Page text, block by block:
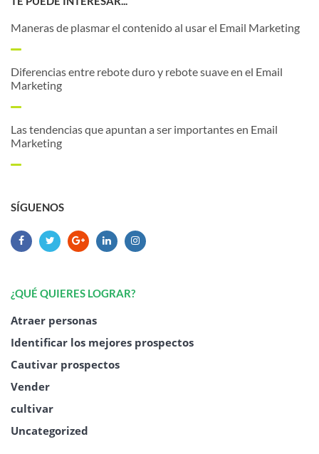
Maneras de plasmar el contenido al usar el Email Marketing
Diferencias entre rebote duro y rebote suave en el Email
Marketing
Las tendencias que apuntan a ser importantes en Email
Marketing
SÍGUENOS
¿QUÉ QUIERES LOGRAR?
Atraer personas
Identificar los mejores prospectos
Cautivar prospectos
Vender
cultivar
Uncategorized